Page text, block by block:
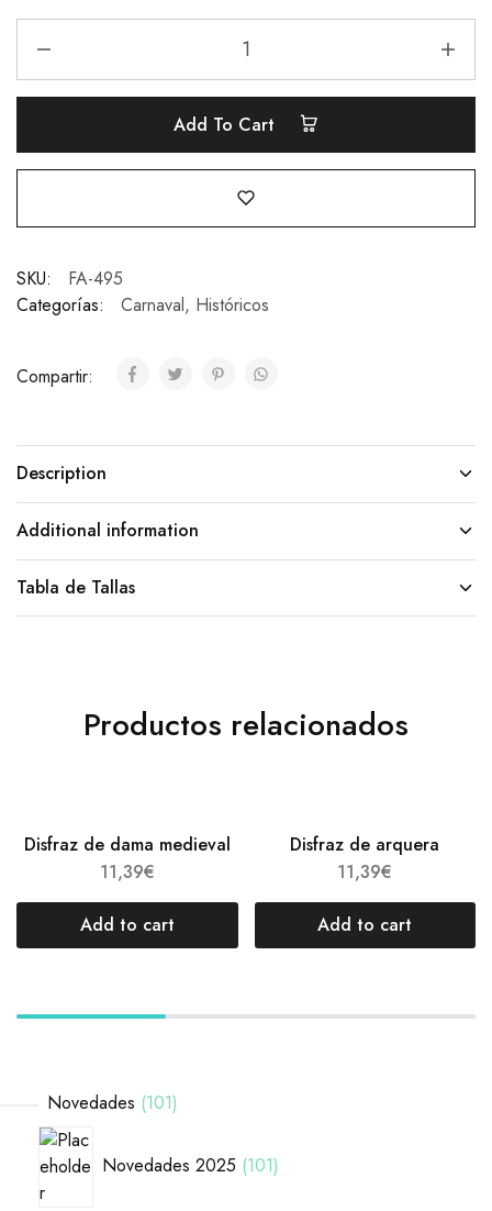
Add To Cart
SKU:
FA-495
Categorías:
Carnaval, Históricos
Compartir:
Description
Additional information
Tabla de Tallas
Productos relacionados
Disfraz de dama medieval
11,39€
Add to cart
Disfraz de arquera
11,39€
Add to cart
Novedades 101
Novedades 2025 101